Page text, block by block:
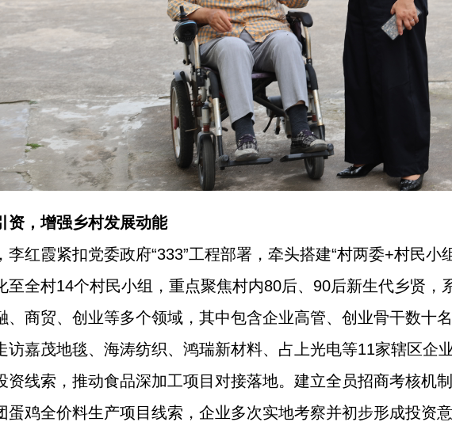
资，增强乡村发展动能
李红霞紧扣党委政府“333”工程部署，牵头搭建“村两委+村民小
至全村14个村民小组，重点聚焦村内80后、90后新生代乡贤，
、商贸、创业等多个领域，其中包含企业高管、创业骨干数十
访嘉茂地毯、海涛纺织、鸿瑞新材料、占上光电等11家辖区企
资线索，推动食品深加工项目对接落地。建立全员招商考核机
蛋鸡全价料生产项目线索，企业多次实地考察并初步形成投资